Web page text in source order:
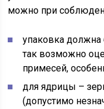
можно при
упаковка должна
так возможно
примесей,
для ядрицы –
(допустимо